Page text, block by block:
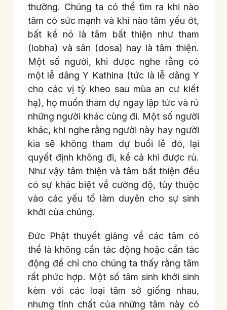
thường. Chúng ta có thể tìm ra khi nào
tâm có sức mạnh và khi nào tâm yếu ớt,
bất kể nó là tâm bất thiện như tham
(lobha) và sân (dosa) hay là tâm thiện.
Một số người, khi được nghe rằng có
một lễ dâng Y Kathina (tức là lễ dâng Y
cho các vị tỳ kheo sau mùa an cư kiết
hạ), họ muốn tham dự ngay lập tức và rủ
những người khác cùng đi. Một số người
khác, khi nghe rằng người này hay người
kia sẽ không tham dự buổi lễ đó, lại
quyết định không đi, kể cả khi được rủ.
Như vậy tâm thiện và tâm bất thiện đều
có sự khác biệt về cường độ, tùy thuộc
vào các yếu tố làm duyên cho sự sinh
khởi của chúng.
Đức Phật thuyết giảng về các tâm có
thể là không cần tác động hoặc cần tác
động để chỉ cho chúng ta thấy rằng tâm
rất phức hợp. Một số tâm sinh khởi sinh
kèm với các loại tâm sở giống nhau,
nhưng tính chất của những tâm này có